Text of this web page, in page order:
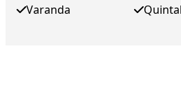
Varanda
Quintal